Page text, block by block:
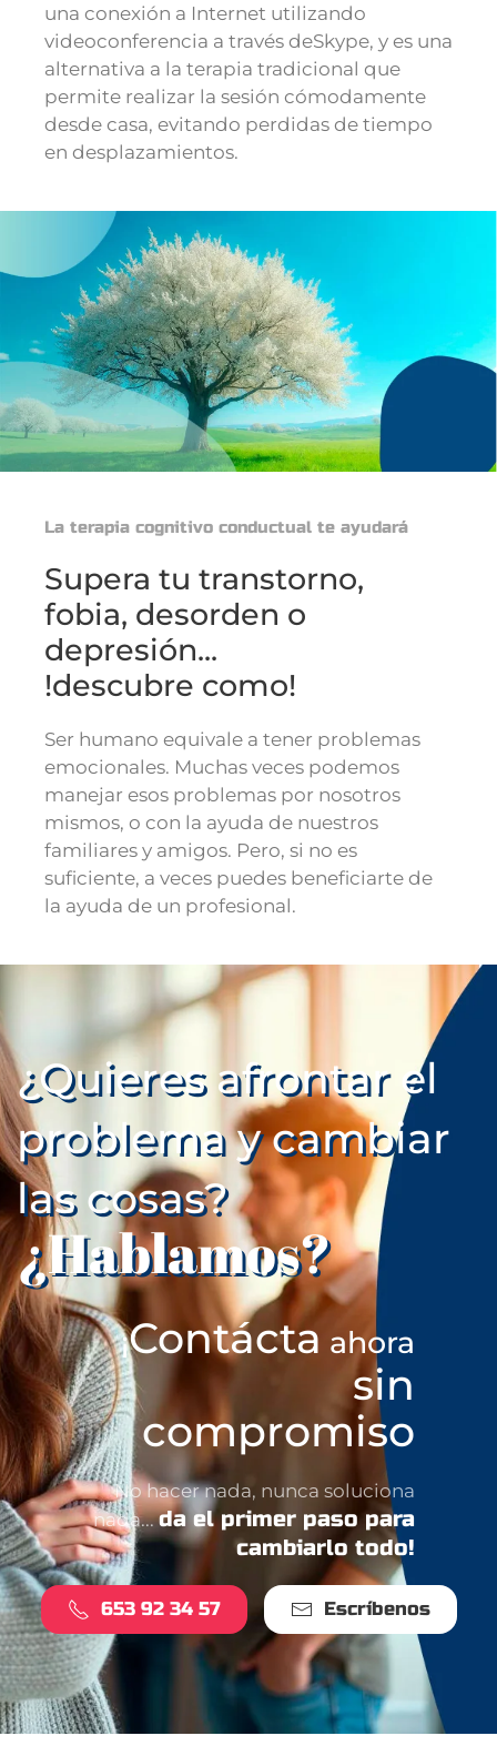
una conexión a Internet utilizando
videoconferencia a través deSkype, y es una
alternativa a la terapia tradicional que
permite realizar la sesión cómodamente
desde casa, evitando perdidas de tiempo
en desplazamientos.
La terapia cognitivo conductual te ayudará
Supera tu transtorno,
fobia, desorden o
depresión...
!descubre como!
Ser humano equivale a tener problemas
emocionales. Muchas veces podemos
manejar esos problemas por nosotros
mismos, o con la ayuda de nuestros
familiares y amigos. Pero, si no es
suficiente, a veces puedes beneficiarte de
la ayuda de un profesional.
¿Quieres afrontar el
problema y cambiar
las cosas?
¿Hablamos?
¡Contácta ahora
sin
compromiso
No hacer nada, nunca soluciona
nada...da el primer paso para
cambiarlo todo!
653 92 34 57 Escríbenos